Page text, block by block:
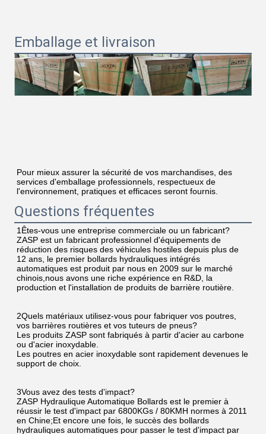
Emballage et livraison
Pour mieux assurer la sécurité de vos marchandises, des
services d'emballage professionnels, respectueux de
l'environnement, pratiques et efficaces seront fournis.
Questions fréquentes
1Êtes-vous une entreprise commerciale ou un fabricant?
ZASP est un fabricant professionnel d'équipements de
réduction des risques des véhicules hostiles depuis plus de
12 ans, le premier bollards hydrauliques intégrés
automatiques est produit par nous en 2009 sur le marché
chinois,nous avons une riche expérience en R&D, la
production et l'installation de produits de barrière routière.
2Quels matériaux utilisez-vous pour fabriquer vos poutres,
vos barrières routières et vos tuteurs de pneus?
Les produits ZASP sont fabriqués à partir d'acier au carbone
ou d'acier inoxydable.
Les poutres en acier inoxydable sont rapidement devenues le
support de choix.
3Vous avez des tests d'impact?
ZASP Hydraulique Automatique Bollards est le premier à
réussir le test d'impact par 6800KGs / 80KMH normes à 2011
en Chine;Et encore une fois, le succès des bollards
hydrauliques automatiques pour passer le test d'impact par